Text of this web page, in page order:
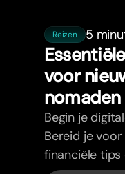
Reizen 5
voor
nomaden
Begin je
Bereid je
financiële